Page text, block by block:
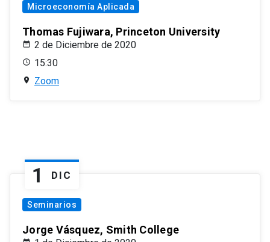
Microeconomía Aplicada
Thomas Fujiwara, Princeton University
2 de Diciembre de 2020
15:30
Zoom
1 DIC
Seminarios
Jorge Vásquez, Smith College